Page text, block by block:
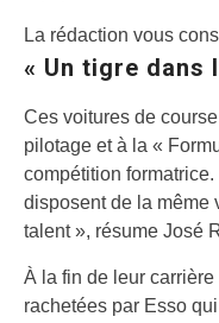
La rédaction vous
« Un tigre dans
Ces voitures de
pilotage et à la «
compétition
disposent de la même
talent », résume José
À la fin de leur
rachetées par Esso